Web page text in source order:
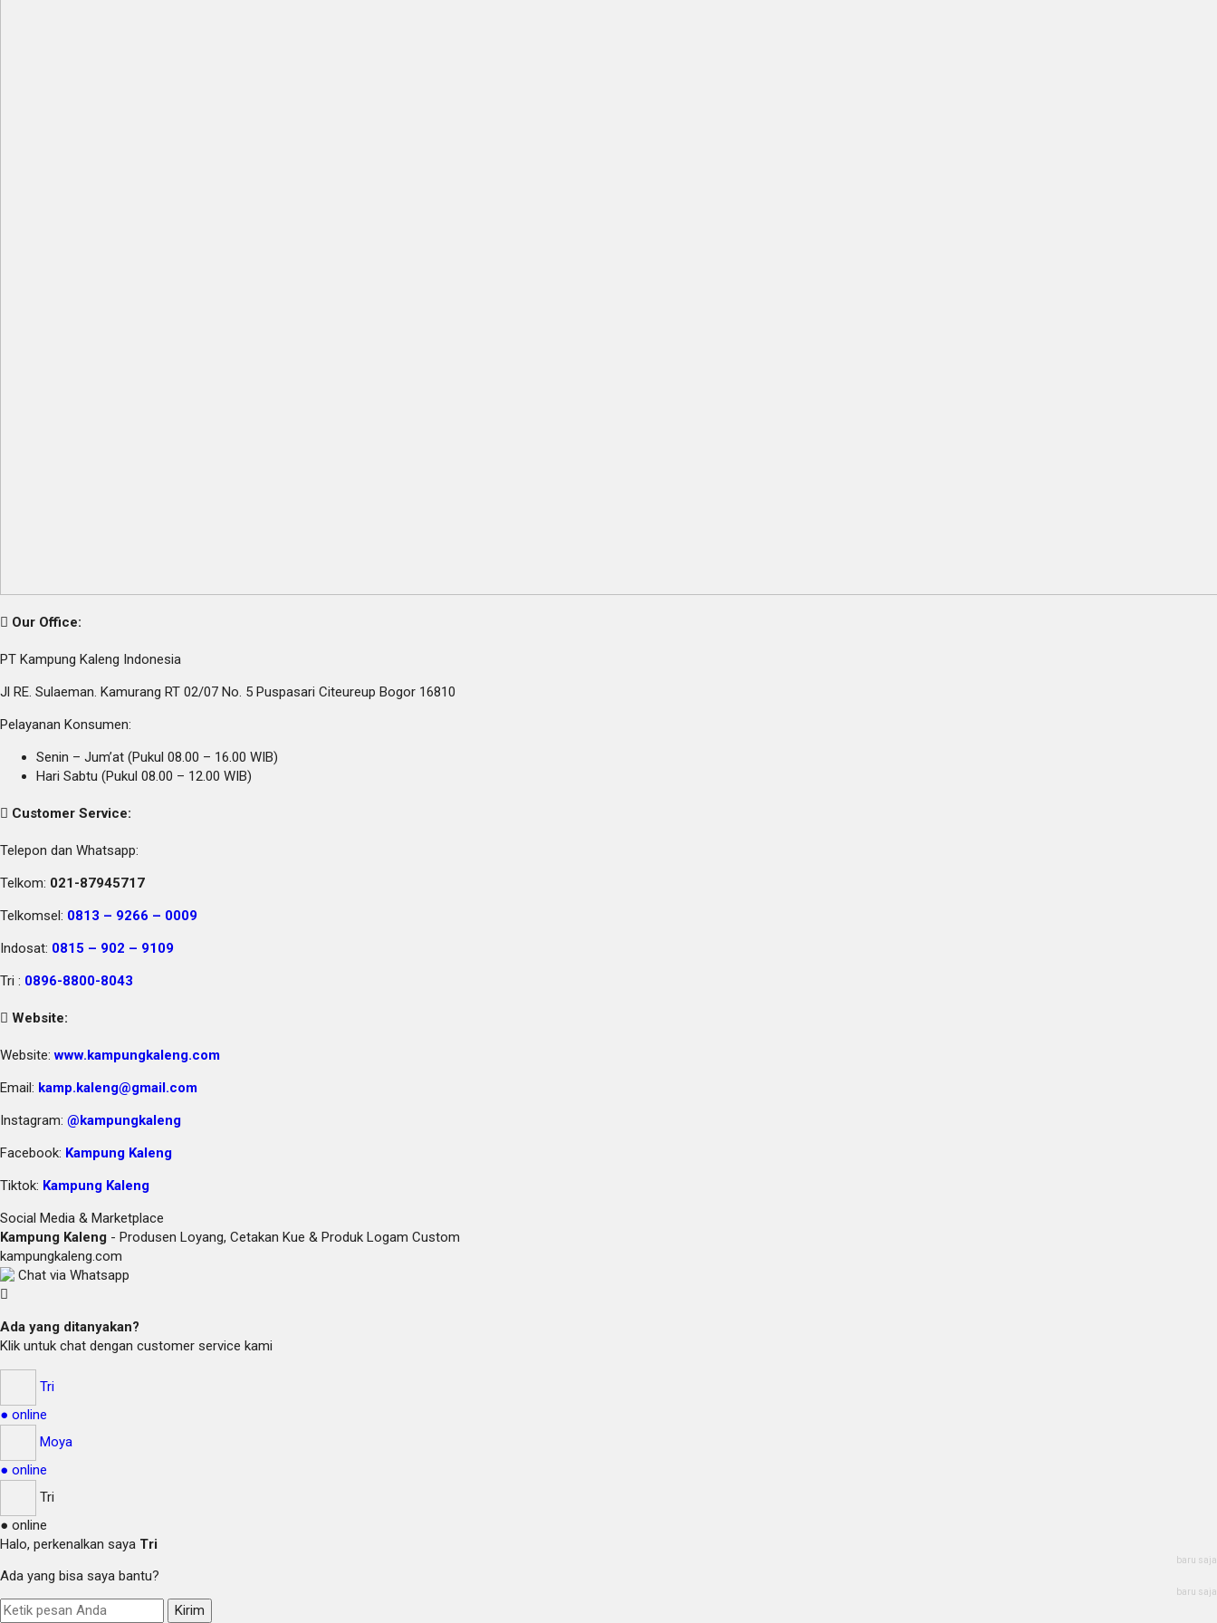
Our Office:
PT Kampung Kaleng Indonesia
Jl RE. Sulaeman. Kamurang RT 02/07 No. 5 Puspasari Citeureup Bogor 16810
Pelayanan Konsumen:
Senin – Jum’at (Pukul 08.00 – 16.00 WIB)
Hari Sabtu (Pukul 08.00 – 12.00 WIB)
Customer Service:
Telepon dan Whatsapp:
Telkom: 021-87945717
Telkomsel: 0813 – 9266 – 0009
Indosat: 0815 – 902 – 9109
Tri : 0896-8800-8043
Website:
Website:www.kampungkaleng.com
Email: kamp.kaleng@gmail.com
Instagram: @kampungkaleng
Facebook: Kampung Kaleng
Tiktok: Kampung Kaleng
Social Media & Marketplace
Kampung Kaleng - Produsen Loyang, Cetakan Kue & Produk Logam Custom
kampungkaleng.com
Chat via Whatsapp
Ada yang ditanyakan?
Klik untuk chat dengan customer service kami
Tri
● online
Moya
● online
Tri
● online
Halo, perkenalkan saya Tri
baru saja
Ada yang bisa saya bantu?
baru saja
Kirim